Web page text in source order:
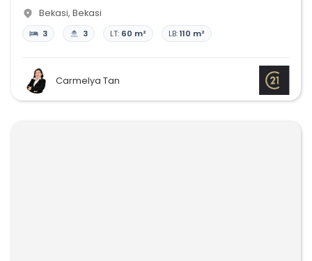
Bekasi, Bekasi
3 3 LT: 60 m² LB:110 m²
Carmelya Tan